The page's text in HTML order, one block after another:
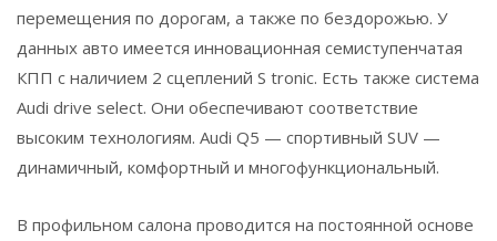
перемещения по дорогам, а также по бездорожью. У
данных авто имеется инновационная семиступенчатая
КПП с наличием 2 сцеплений S tronic. Есть также система
Audi drive select. Они обеспечивают соответствие
высоким технологиям. Audi Q5 — спортивный SUV —
динамичный, комфортный и многофункциональный.
В профильном салона проводится на постоянной основе